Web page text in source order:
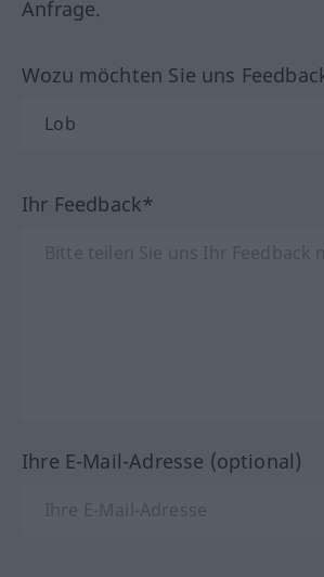
Anfrage.
Wozu möchten Sie uns
Ihr Feedback*
Ihre E-Mail-Adresse (optional)